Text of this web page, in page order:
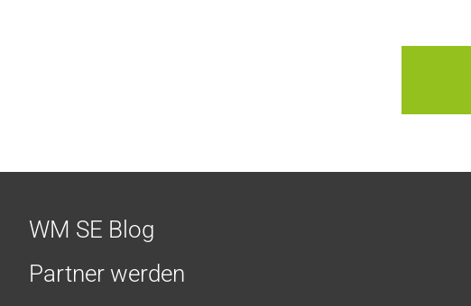
WM SE Blog
Partner werden